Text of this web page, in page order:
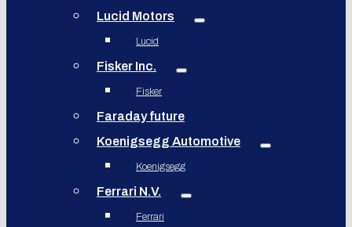
Lucid Motors
Lucid
Fisker Inc.
Fisker
Faraday future
Koenigsegg Automotive
Koenigsegg
Ferrari N.V.
Ferrari